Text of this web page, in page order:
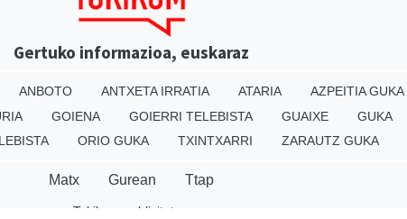
Gertuko informazioa, euskaraz
ANBOTO ANTXETA IRRATIA ATARIA AZPEITIA GUKA
GOIENA GOIERRI TELEBISTA GUAIXE GUKA
ORIO GUKA TXINTXARRI ZARAUTZ GUKA
Matx Gurean Ttap
Tokikom publizitatea